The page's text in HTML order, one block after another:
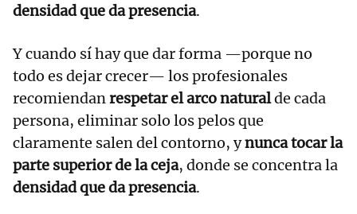
densidad que da presencia.
Y cuando sí hay que dar forma —porque no
todo es dejar crecer— los profesionales
recomiendanrespetar el arco naturalde cada
persona, eliminar solo los pelos que
claramente salen del contorno, ynunca tocar la
parte superior de la ceja, donde se concentra la
densidad que da presencia.